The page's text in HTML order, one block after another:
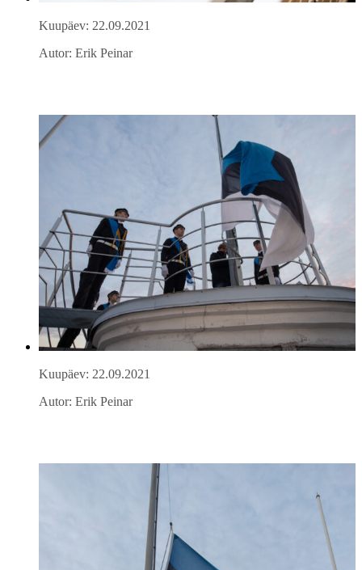
Kuupäev: 22.09.2021
Autor: Erik Peinar
Kuupäev: 22.09.2021
Autor: Erik Peinar